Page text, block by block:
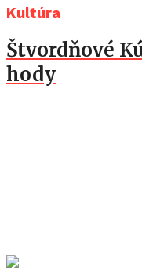
Kultúra
Štvordňové
hody